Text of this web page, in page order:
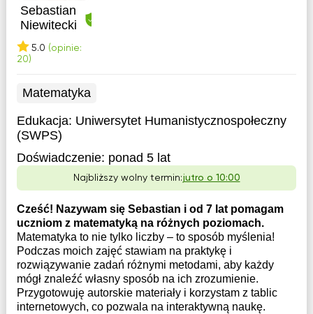
Sebastian
Niewitecki
5.0 (opinie:
20)
Matematyka
Edukacja: Uniwersytet Humanistycznospołeczny
(SWPS)
Doświadczenie: ponad 5 lat
Najbliższy wolny termin:jutro o 10:00
Cześć! Nazywam się Sebastian i od 7 lat pomagam
uczniom z matematyką na różnych poziomach.
Matematyka to nie tylko liczby – to sposób myślenia!
Podczas moich zajęć stawiam na praktykę i
rozwiązywanie zadań różnymi metodami, aby każdy
mógł znaleźć własny sposób na ich zrozumienie.
Przygotowuję autorskie materiały i korzystam z tablic
internetowych, co pozwala na interaktywną naukę.